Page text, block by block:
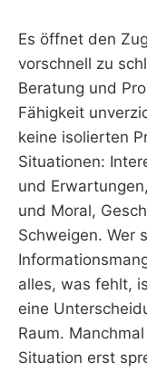
Es öffnet den
vorschnell zu
Beratung und
Fähigkeit
keine isolierten
Situationen:
und
und Moral,
Schweigen. Wer
alles, was fehlt,
eine
Raum.
Situation erst